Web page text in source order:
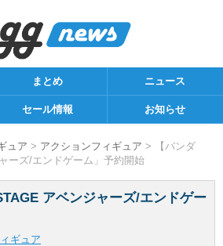
まとめ ニュース
セール情報 お知らせ
ュア > アクションフィギュア > 【バンダ
ーズ/エンドゲーム」予約開始
アベンジャーズ/エンドゲー
ギュア